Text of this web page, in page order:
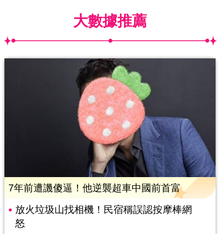
大數據推薦
7年前遭譏傻逼！他逆襲超車中國前首富
放火垃圾山找相機！民宿稱誤認按摩棒網
怒